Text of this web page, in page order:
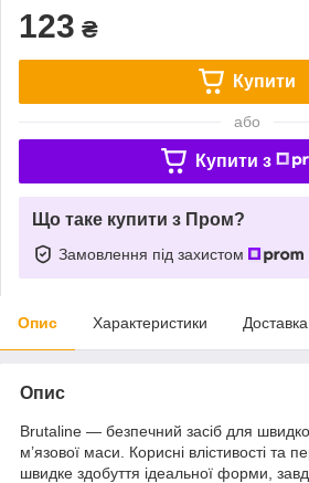
123 ₴
Купити
або
Купити з
Що таке купити з Пром?
Замовлення під захистом
Опис Характеристики Доставка
Опис
Brutaline — безпечний засіб для
м’язової маси. Корисні влістивості та
швидке здобуття ідеальної форми,